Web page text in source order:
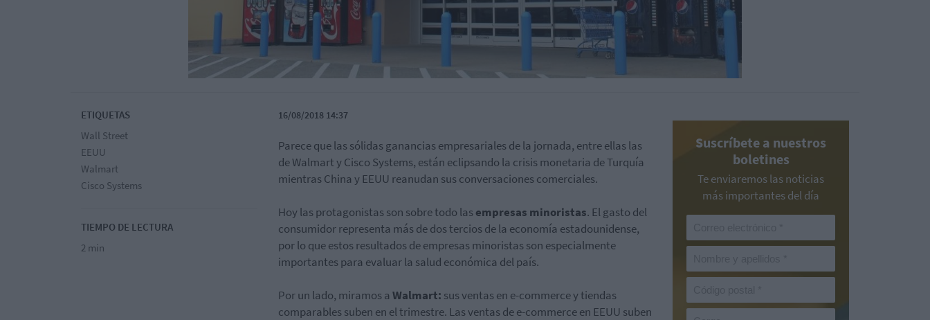
ETIQUETAS
Wall Street
EEUU
Walmart
Cisco Systems
TIEMPO DE LECTURA
2 min
16/08/2018 14:37
Parece que las sólidas ganancias empresariales de la jornada, entre ellas las
de Walmart y Cisco Systems, están eclipsando la crisis monetaria de Turquía
mientras China y EEUU reanudan sus conversaciones comerciales.
Hoy las protagonistas son sobre todo lasempresas minoristas. El gasto del
consumidor representa más de dos tercios de la economía estadounidense,
por lo que estos resultados de empresas minoristas son especialmente
importantes para evaluar la salud económica del país.
Por un lado, miramos a Walmart: sus ventas en e-commerce y tiendas
comparables suben en el trimestre. Las ventas de e-commerce en EEUU suben
Suscríbete a nuestros
boletines
Te enviaremos las noticias
más importantes del día